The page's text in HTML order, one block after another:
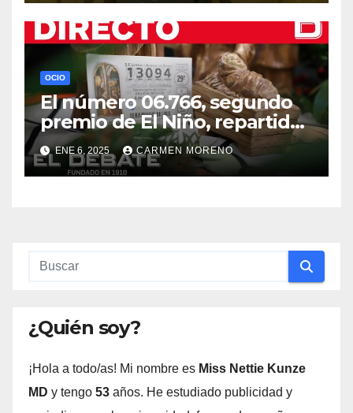
OCIO
El número 06.766, segundo
premio de El Niño, repartido
por toda Andalucía excepto
Huelva
ENE 6, 2025 CARMEN MORENO
¿Quién soy?
¡Hola a todo/as! Mi nombre es Miss Nettie Kunze
MD y tengo 53 años. He estudiado publicidad y